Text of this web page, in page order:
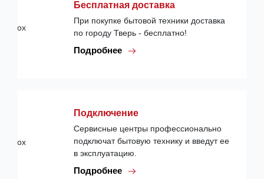
Бесплатная доставка
При покупке бытовой техники доставка
по городу Тверь - бесплатно!
Подробнее
Подключение
Сервисные центры профессионально
подключат бытовую технику и введут ее
в эксплуатацию.
Подробнее